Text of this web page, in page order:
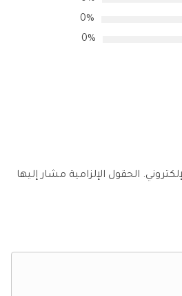
0%
0%
الحقول الإلزامية مشار إليها